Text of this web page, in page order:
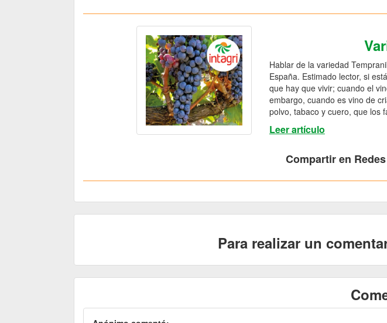
Hablar de la variedad
España. Estimado lector, si
que hay que vivir; cuando el
embargo, cuando es vino de
polvo, tabaco y cuero, que los
Leer artículo
Compartir en
Para realizar un